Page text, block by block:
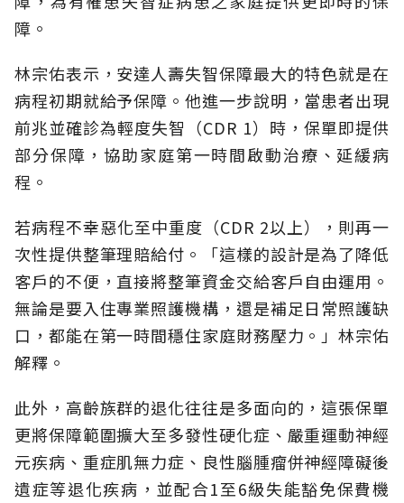
障。
林宗佑表示，安達人壽失智保障最大的特色就是在
病程初期就給予保障。他進一步說明，當患者出現
前兆並確診為輕度失智（CDR 1）時，保單即提供
部分保障，協助家庭第一時間啟動治療、延緩病
程。
若病程不幸惡化至中重度（CDR 2以上），則再一
次性提供整筆理賠給付。「這樣的設計是為了降低
客戶的不便，直接將整筆資金交給客戶自由運用。
無論是要入住專業照護機構，還是補足日常照護缺
口，都能在第一時間穩住家庭財務壓力。」林宗佑
解釋。
此外，高齡族群的退化往往是多面向的，這張保單
更將保障範圍擴大至多發性硬化症、嚴重運動神經
元疾病、重症肌無力症、良性腦腫瘤併神經障礙後
遺症等退化疾病，並配合1至6級失能豁免保費機